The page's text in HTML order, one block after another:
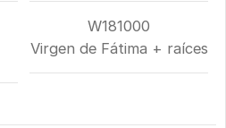
W181000
Virgen de Fátima + raíces